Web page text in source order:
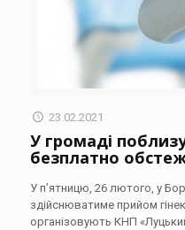
23.02.2021
У громаді
безплатно
У п’ятницю, 26 лютого, у
здійснюватиме прийом
організовують КНП